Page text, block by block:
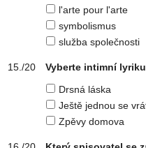
l'arte pour l'arte
symbolismus
služba společnosti
Vyberte intimní
Drsná láska
Ještě jednou se
Zpěvy domova